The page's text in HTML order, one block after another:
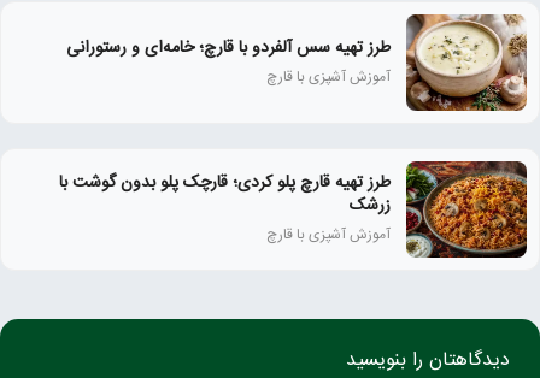
طرز تهیه سس آلفردو با قارچ؛ خامه‌ای و رستورانی
آموزش آشپزی با قارچ
طرز تهیه قارچ پلو کردی؛ قارچک پلو بدون گوشت با
زرشک
آموزش آشپزی با قارچ
دیدگاهتان را بنویسید